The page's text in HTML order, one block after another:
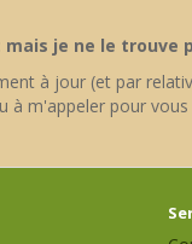
mais je ne le trouve
à jour (et par
à m'appeler pour